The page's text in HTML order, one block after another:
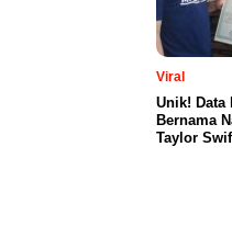
Viral
Unik! Data
Bernama
Taylor